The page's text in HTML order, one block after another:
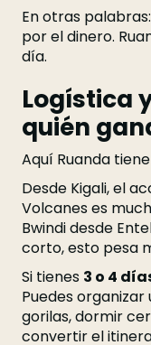
En otras
por el dinero.
día.
Logística
quién
Aquí Ruanda
Desde Kigali, el
Volcanes es
Bwindi desde
corto, esto pesa
Si tienes 3 o 4
Puedes
gorilas, dormir
convertir el